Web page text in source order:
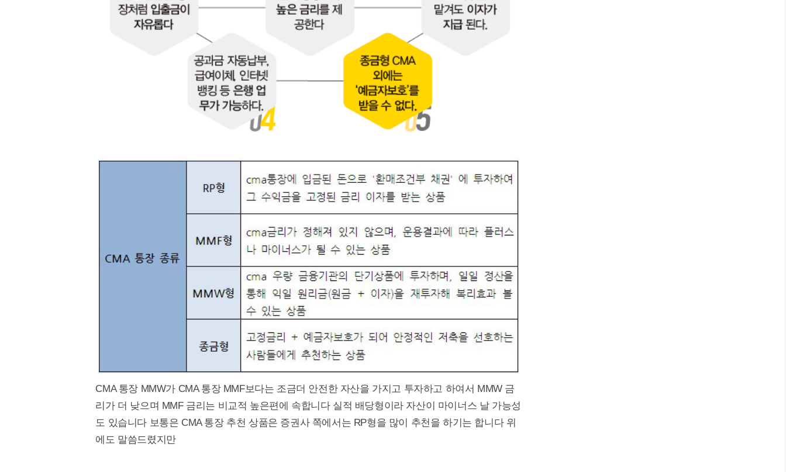
CMA 통장 MMW가 CMA 통장 MMF보다는 조금더 안전한 자산을 가지고 투자하고 하여서 MMW 금
리가 더 낮으며 MMF 금리는 비교적 높은편에 속합니다 실적 배당형이라 자산이 마이너스 날 가능성
도 있습니다 보통은 CMA 통장 추천 상품은 증권사 쪽에서는 RP형을 많이 추천을 하기는 합니다 위
에도 말씀드렸지만